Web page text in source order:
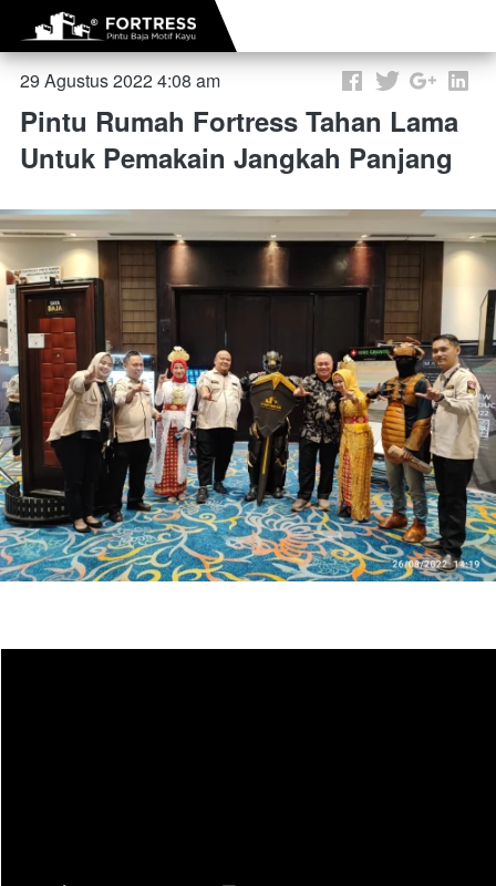
29 Agustus 2022 4:08 am
Pintu Rumah Fortress Tahan Lama
Untuk Pemakain Jangkah Panjang